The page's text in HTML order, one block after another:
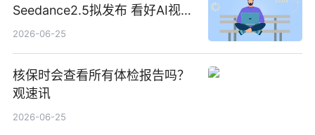
Seedance2.5拟发布 看好AI视频
创作工作流进一步提效
2026-06-25
核保时会查看所有体检报告吗？
观速讯
2026-06-25